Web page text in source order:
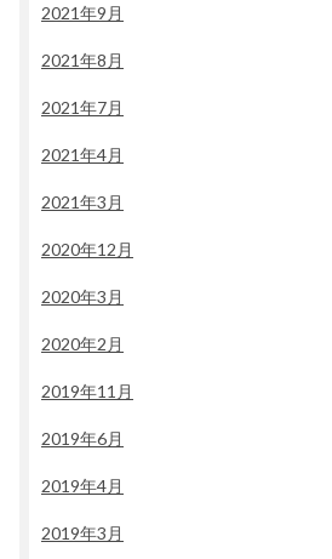
2021年9月
2021年8月
2021年7月
2021年4月
2021年3月
2020年12月
2020年3月
2020年2月
2019年11月
2019年6月
2019年4月
2019年3月